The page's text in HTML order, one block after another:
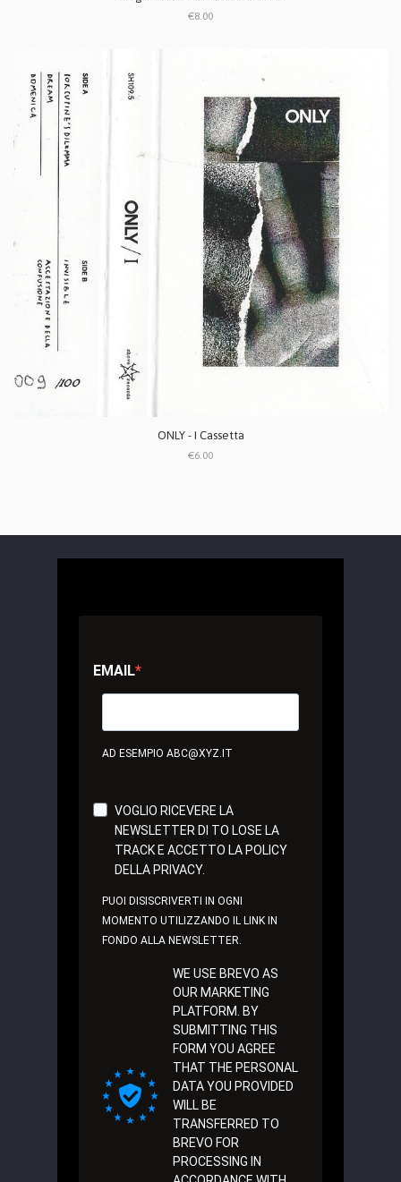
€8.00
ONLY - I Cassetta
€6.00
EMAIL
AD ESEMPIO ABC@XYZ.IT
VOGLIO RICEVERE LA
NEWSLETTER DI TO LOSE LA
TRACK E ACCETTO LA POLICY
DELLA PRIVACY.
PUOI DISISCRIVERTI IN OGNI
MOMENTO UTILIZZANDO IL LINK IN
FONDO ALLA NEWSLETTER.
WE USE BREVO AS
OUR MARKETING
PLATFORM. BY
SUBMITTING THIS
FORM YOU AGREE
THAT THE PERSONAL
DATA YOU PROVIDED
WILL BE
TRANSFERRED TO
BREVO FOR
PROCESSING IN